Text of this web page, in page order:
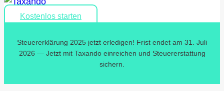
Kostenlos starten
Steuererklärung 2025 jetzt erledigen! Frist endet am 31. Juli
2026 — Jetzt mit Taxando einreichen und Steuererstattung
sichern.